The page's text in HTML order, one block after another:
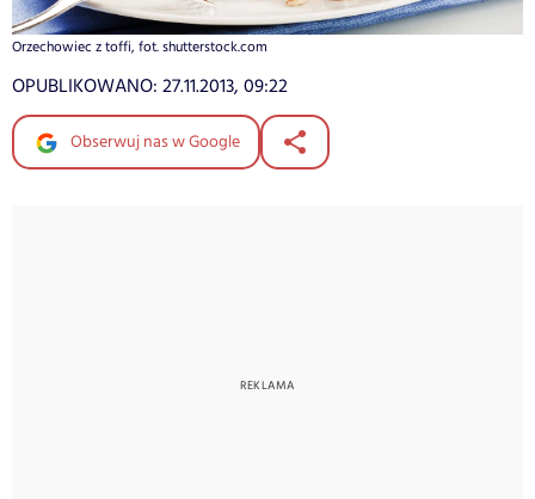
Orzechowiec z toffi, fot. shutterstock.com
OPUBLIKOWANO: 27.11.2013, 09:22
Obserwuj nas w Google